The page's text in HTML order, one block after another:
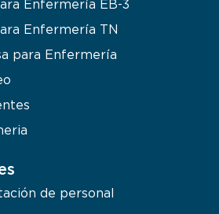
Enfermería EB-3
Enfermería TN
para Enfermería
de personal